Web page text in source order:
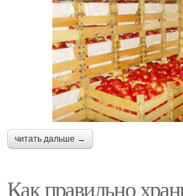
читать дальше →
Как правильно